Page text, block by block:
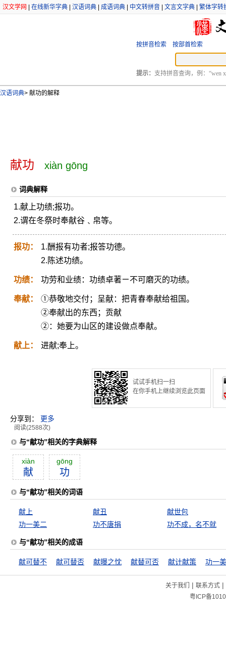
汉文学网 在线新华字典 汉语词典 成语词典 中文转拼音 文言文字典 繁体字转
按拼音检索 按部首检索
提示： 支持拼音查询，例：“wen
汉语词典> 献功的解释
献功 xiàn gōng
词典解释
1.献上功绩;报功。
2.谓在冬祭时奉献谷﹑帛等。
报功：
1.酬报有功者;报答功德。
2.陈述功绩。
功绩： 功劳和业绩：功绩卓著ㄧ不可磨灭的功绩。
奉献：
①恭敬地交付；呈献：把青春奉献给祖国。
②奉献出的东西；贡献
②：她要为山区的建设做点奉献。
献上： 进献;奉上。
试试手机扫一扫
在你手机上继续浏览此页面
分享到： 更多
阅读(2588次)
与“献功”相关的字典解释
xiàn
献
gōng
功
与“献功”相关的词语
献上 献丑
献世包
功一美二
功不唐捐 功不成，名不就
与“献功”相关的成语
献可替不 献可替否 献曝之忱 献替可否 献计献策 功一
关于我们 | 联系方式|
粤ICP备